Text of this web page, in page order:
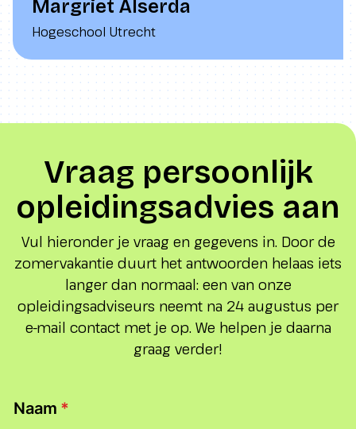
Margriet Alserda
Hogeschool Utrecht
Vraag persoonlijk
opleidingsadvies aan
Vul hieronder je vraag en gegevens in. Door de
zomervakantie duurt het antwoorden helaas iets
langer dan normaal: een van onze
opleidingsadviseurs neemt na 24 augustus per
e-mail contact met je op. We helpen je daarna
graag verder!